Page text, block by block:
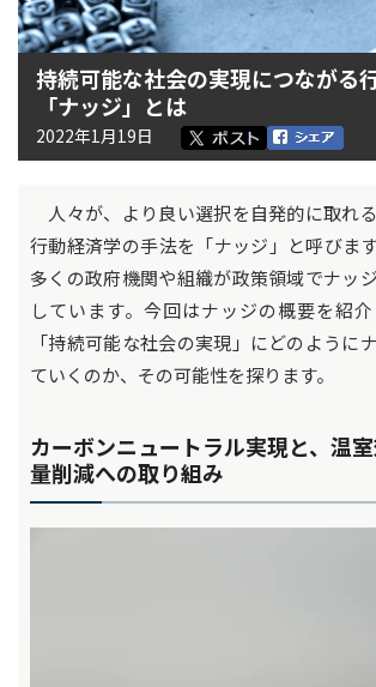
持続可能な社会の実現につながる
「ナッジ」とは
2022年1月19日
人々が、より良い選択を自発的に取れ
行動経済学の手法を「ナッジ」と呼びま
多くの政府機関や組織が政策領域でナッ
しています。今回はナッジの概要を紹介
「持続可能な社会の実現」にどのように
ていくのか、その可能性を探ります。
カーボンニュートラル実現と、温
量削減への取り組み